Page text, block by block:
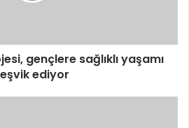
gençlere sağlıklı yaşamı
ediyor